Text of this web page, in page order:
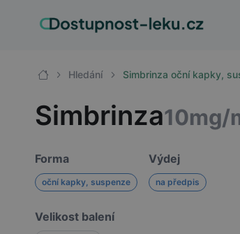
Hledání Simbrinza oční kapky,
Simbrinza10mg/
Forma
oční kapky, suspenze
Výdej
na předpis
Velikost balení